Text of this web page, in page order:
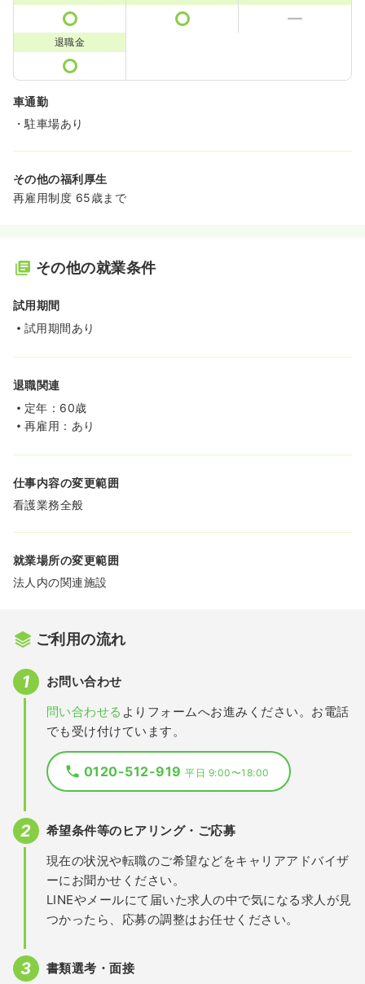
退職金
車通勤
・駐車場あり
その他の福利厚生
再雇用制度 65歳まで
その他の就業条件
試用期間
試用期間あり
退職関連
定年：60歳
再雇用：あり
仕事内容の変更範囲
看護業務全般
就業場所の変更範囲
法人内の関連施設
ご利用の流れ
お問い合わせ
問い合わせる よりフォームへお進みください。お電話
でも受け付けています。
0120-512-919平日 9:00〜18:00
希望条件等のヒアリング・ご応募
現在の状況や転職のご希望などをキャリアアドバイザ
ーにお聞かせください。
LINEやメールにて届いた求人の中で気になる求人が見
つかったら、応募の調整はお任せください。
書類選考・面接